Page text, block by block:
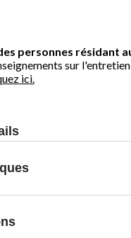
personnes résidant
sur
ici.